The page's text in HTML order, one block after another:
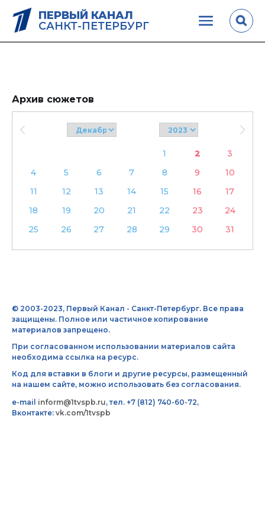
ПЕРВЫЙ КАНАЛ
САНКТ-ПЕТЕРБУРГ
Архив сюжетов
1 2
3
4
5 6 7 8 9
10
11
12 13 14 15 16
17
18
19 20 21 22 23
24
25
26 27 28 29 30 31
© 2003-2023, Первый Канал - Санкт-Петербург. Все права
защищены. Полное или частичное копирование
материалов запрещено.
При согласованном использовании материалов сайта
необходима ссылка на ресурс.
Код для вставки в блоги и другие ресурсы, размещенный
на нашем сайте, можно использовать без согласования.
e-mail inform@1tvspb.ru, тел. +7 (812) 740-60-72,
Вконтакте: vk.com/1tvspb